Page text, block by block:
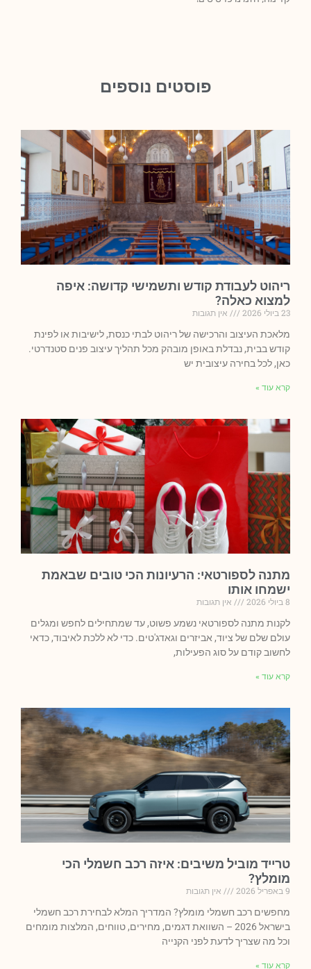
פוסטים נוספים
ריהוט לעבודת קודש ותשמישי קדושה: איפה
למצוא כאלה?
23 ביולי 2026
אין תגובות
מלאכת העיצוב והרכישה של ריהוט לבתי כנסת, לישיבות או לפינת
קודש בבית, נבדלת באופן מובהק מכל תהליך עיצוב פנים סטנדרטי.
כאן, לכל בחירה עיצובית יש
קרא עוד »
מתנה לספורטאי: הרעיונות הכי טובים שבאמת
ישמחו אותו
8 ביולי 2026
אין תגובות
לקנות מתנה לספורטאי נשמע פשוט, עד שמתחילים לחפש ומגלים
עולם שלם של ציוד, אביזרים וגאדג'טים. כדי לא ללכת לאיבוד, כדאי
לחשוב קודם על סוג הפעילות,
קרא עוד »
טרייד מוביל משיבים: איזה רכב חשמלי הכי
מומלץ?
9 באפריל 2026
אין תגובות
מחפשים רכב חשמלי מומלץ? המדריך המלא לבחירת רכב חשמלי
בישראל 2026 – השוואת דגמים, מחירים, טווחים, המלצות מומחים
וכל מה שצריך לדעת לפני הקנייה
קרא עוד »